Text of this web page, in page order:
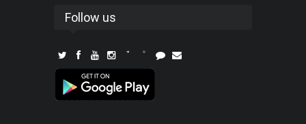
Follow us